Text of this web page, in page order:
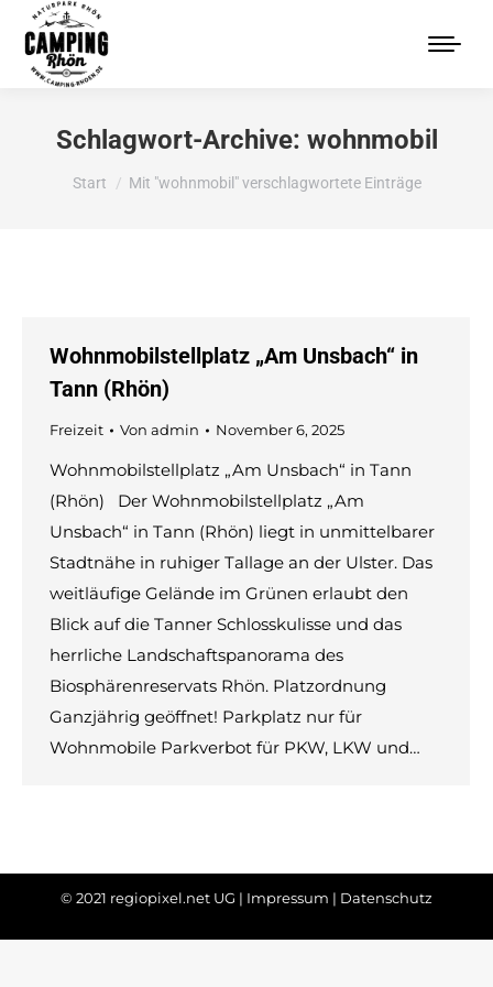
Schlagwort-Archive: wohnmobil
Sie befinden sich hier:
Start Mit "wohnmobil" verschlagwortete Einträge
Wohnmobilstellplatz „Am Unsbach“ in
Tann (Rhön)
Freizeit Von admin November 6, 2025
Wohnmobilstellplatz „Am Unsbach“ in Tann
(Rhön) Der Wohnmobilstellplatz „Am
Unsbach“ in Tann (Rhön) liegt in unmittelbarer
Stadtnähe in ruhiger Tallage an der Ulster. Das
weitläufige Gelände im Grünen erlaubt den
Blick auf die Tanner Schlosskulisse und das
herrliche Landschaftspanorama des
Biosphärenreservats Rhön. Platzordnung
Ganzjährig geöffnet! Parkplatz nur für
Wohnmobile Parkverbot für PKW, LKW und…
© 2021 regiopixel.net UG | Impressum | Datenschutz